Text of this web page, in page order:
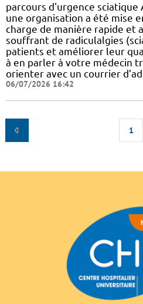
parcours d'urgence sciatique
une organisation a été mise
charge de manière rapide et
souffrant de radiculalgies
patients et améliorer leur
à en parler à votre médecin
orienter avec un courrier
06/07/2026 16:42
1